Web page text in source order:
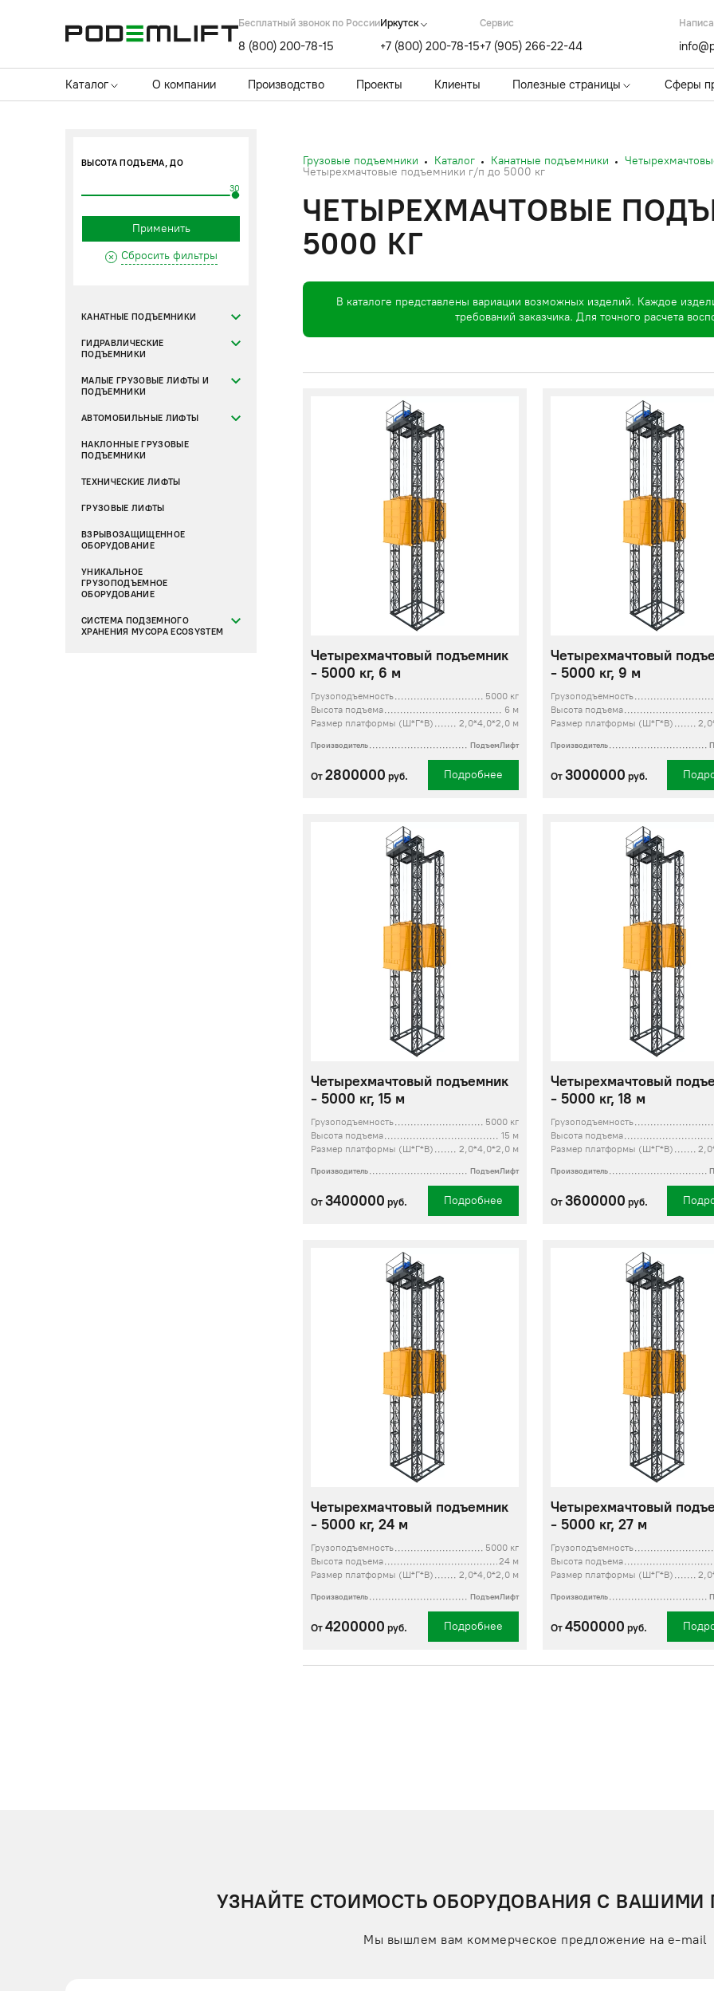
Бесплатный звонок по России
8 (800) 200-78-15
Иркутск
+7 (800) 200-78-15
Cервис
+7 (905) 266-22-44
Каталог О компании Производство Проекты Клиенты Полезные страницы Сферы
ВЫСОТА ПОДЪЕМА, ДО
30
Применить
Сбросить фильтры
КАНАТНЫЕ ПОДЪЕМНИКИ
ГИДРАВЛИЧЕСКИЕ
ПОДЪЕМНИКИ
МАЛЫЕ ГРУЗОВЫЕ ЛИФТЫ И
ПОДЪЕМНИКИ
АВТОМОБИЛЬНЫЕ ЛИФТЫ
НАКЛОННЫЕ ГРУЗОВЫЕ
ПОДЪЕМНИКИ
ТЕХНИЧЕСКИЕ ЛИФТЫ
ГРУЗОВЫЕ ЛИФТЫ
ВЗРЫВОЗАЩИЩЕННОЕ
ОБОРУДОВАНИЕ
УНИКАЛЬНОЕ
ГРУЗОПОДЪЕМНОЕ
ОБОРУДОВАНИЕ
СИСТЕМА ПОДЗЕМНОГО
ХРАНЕНИЯ МУСОРА ECOSYSTEM
Грузовые подъемники Каталог Канатные подъемники
Четырехмачтовые подъемники г/п до 5000 кг
ЧЕТЫРЕХМАЧТОВЫЕ
5000 КГ
В каталоге представлены вариации возможных изделий. Каждое
требований заказчика. Для точного расчета
Четырехмачтовый подъемник
- 5000 кг, 6 м
Грузоподъемность
5000 кг
Высота подъема
6 м
Размер платформы (Ш*Г*В)
2,0*4,0*2,0 м
Производитель ПодъемЛифт
От 2800000 руб. Подробнее
Четырехмачтовый
- 5000 кг, 9 м
Грузоподъемность
Высота подъема
Размер платформы (Ш*Г*В)
Производитель
От 3000000 руб.
Четырехмачтовый подъемник
- 5000 кг, 15 м
Грузоподъемность
5000 кг
Высота подъема
15 м
Размер платформы (Ш*Г*В)
2,0*4,0*2,0 м
Производитель ПодъемЛифт
От 3400000 руб. Подробнее
Четырехмачтовый
- 5000 кг, 18 м
Грузоподъемность
Высота подъема
Размер платформы (Ш*Г*В)
Производитель
От 3600000 руб.
Четырехмачтовый подъемник
- 5000 кг, 24 м
Грузоподъемность
5000 кг
Высота подъема
24 м
Размер платформы (Ш*Г*В)
2,0*4,0*2,0 м
Производитель ПодъемЛифт
От 4200000 руб. Подробнее
Четырехмачтовый
- 5000 кг, 27 м
Грузоподъемность
Высота подъема
Размер платформы (Ш*Г*В)
Производитель
От 4500000 руб.
УЗНАЙТЕ СТОИМОСТЬ ОБОРУДОВАНИЯ С ВАШИМИ
Мы вышлем вам коммерческое предложение на e-mail